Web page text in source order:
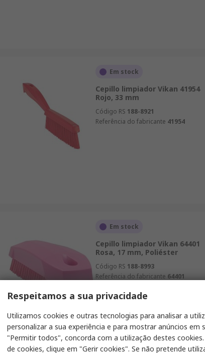
Em stock
Cepillo limpiador Vikan 41954
Rojo, 33 mm
Código RS 188-8921
Referência do fabricante 41954
Em stock
Cepillo limpiador Vikan 64401
Rosa, 17 mm, Poliéster
Código RS 188-8993
Referência do fabricante 64401
Respeitamos a sua privacidade
Utilizamos cookies e outras tecnologias para analisar a
personalizar a sua experiência e para mostrar anúncios em
"Permitir todos", concorda com a utilização destes
de cookies, clique em "Gerir cookies". Se não pretende